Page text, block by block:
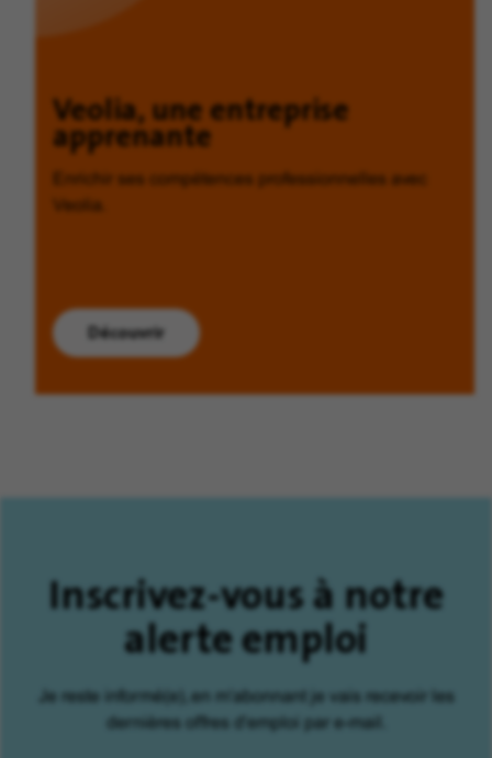
Veolia, une entreprise
apprenante
Enrichir ses compétences professionnelles avec
Veolia.
Découvrir
Inscrivez-vous à notre
alerte emploi
Je reste informé(e), en m'abonnant je vais recevoir les
dernières offres d'emploi par e-mail.